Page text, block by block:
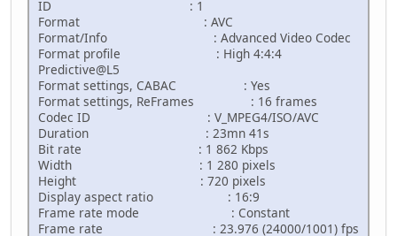
ID : 1
Format : AVC
Format/Info : Advanced Video Codec
Format profile : High 4:4:4
Predictive@L5
Format settings, CABAC : Yes
Format settings, ReFrames : 16 frames
Codec ID : V_MPEG4/ISO/AVC
Duration : 23mn 41s
Bit rate : 1 862 Kbps
Width : 1 280 pixels
Height : 720 pixels
Display aspect ratio : 16:9
Frame rate mode : Constant
Frame rate : 23.976 (24000/1001) fps